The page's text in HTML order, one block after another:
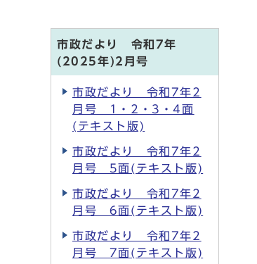
市政だより 令和7年
(2025年)2月号
市政だより 令和7年2
月号 1・2・3・4面
(テキスト版)
市政だより 令和7年2
月号 5面(テキスト版)
市政だより 令和7年2
月号 6面(テキスト版)
市政だより 令和7年2
月号 7面(テキスト版)